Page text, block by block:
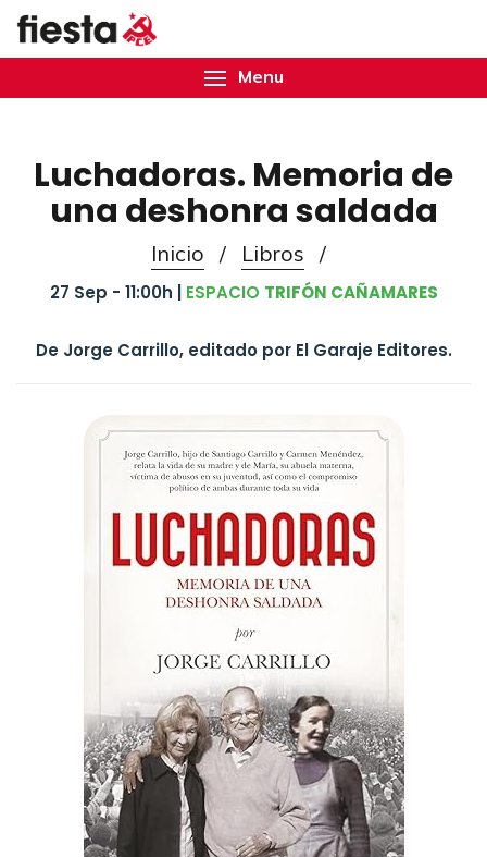
Menu
Luchadoras. Memoria de
una deshonra saldada
Inicio / Libros /
27 Sep - 11:00h | ESPACIO TRIFÓN CAÑAMARES
De Jorge Carrillo, editado por El Garaje Editores.